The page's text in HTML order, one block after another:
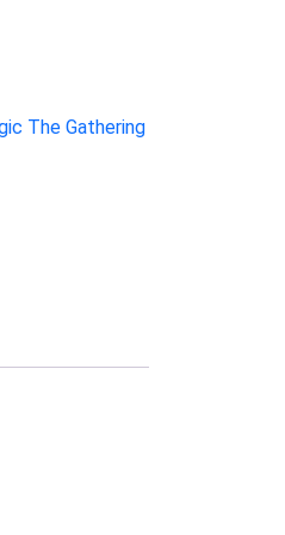
The Gathering